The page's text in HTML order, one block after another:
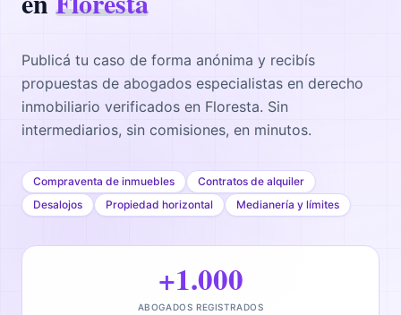
Publicá tu caso de forma anónima y recibís
propuestas de abogados especialistas en derecho
inmobiliario verificados en Floresta. Sin
intermediarios, sin comisiones, en minutos.
Compraventa de inmuebles
Contratos de alquiler
Desalojos
Propiedad horizontal Medianería y límites
+1.000
ABOGADOS REGISTRADOS